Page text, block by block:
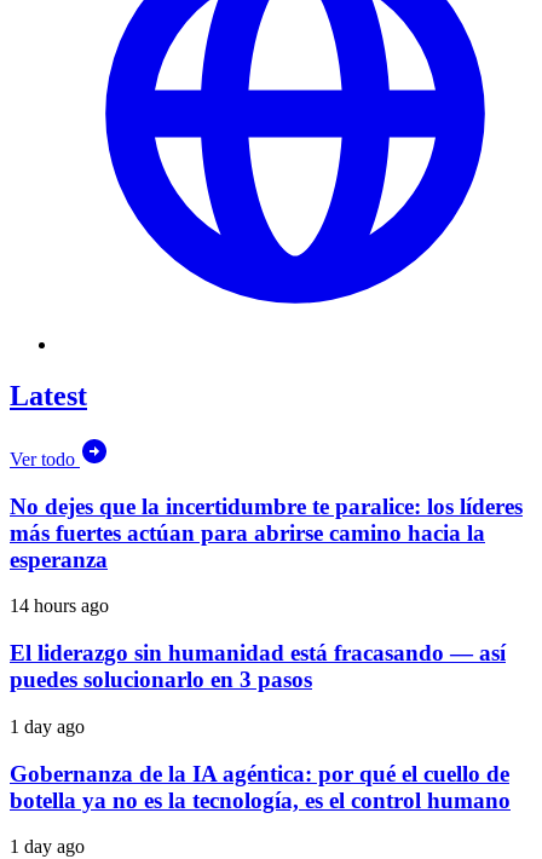
Latest
Ver todo
No dejes que la incertidumbre te paralice: los líderes
más fuertes actúan para abrirse camino hacia la
esperanza
14 hours ago
El liderazgo sin humanidad está fracasando — así
puedes solucionarlo en 3 pasos
1 day ago
Gobernanza de la IA agéntica: por qué el cuello de
botella ya no es la tecnología, es el control humano
1 day ago